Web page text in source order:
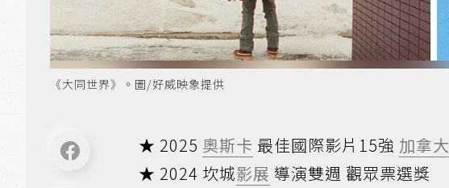
《大同世界》。圖/好威映象提供
★ 2025 奧斯卡 最佳國際影片15強 加拿大
★ 2024 坎城影展 導演雙週 觀眾票選獎